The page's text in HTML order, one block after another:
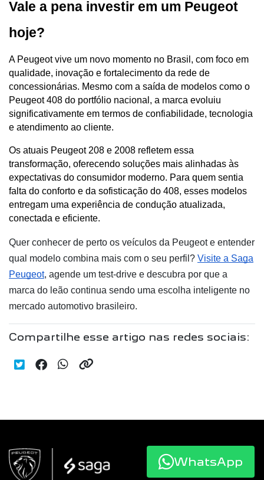
Vale a pena investir em um Peugeot
hoje?
A Peugeot vive um novo momento no Brasil, com foco em
qualidade, inovação e fortalecimento da rede de
concessionárias. Mesmo com a saída de modelos como o
Peugeot 408 do portfólio nacional, a marca evoluiu
significativamente em termos de confiabilidade, tecnologia
e atendimento ao cliente.
Os atuais Peugeot 208 e 2008 refletem essa
transformação, oferecendo soluções mais alinhadas às
expectativas do consumidor moderno. Para quem sentia
falta do conforto e da sofisticação do 408, esses modelos
entregam uma experiência de condução atualizada,
conectada e eficiente.
Quer conhecer de perto os veículos da Peugeot e entender
qual modelo combina mais com o seu perfil? Visite a Saga
Peugeot, agende um test-drive e descubra por que a
marca do leão continua sendo uma escolha inteligente no
mercado automotivo brasileiro.
Compartilhe esse artigo nas redes sociais:
WhatsApp